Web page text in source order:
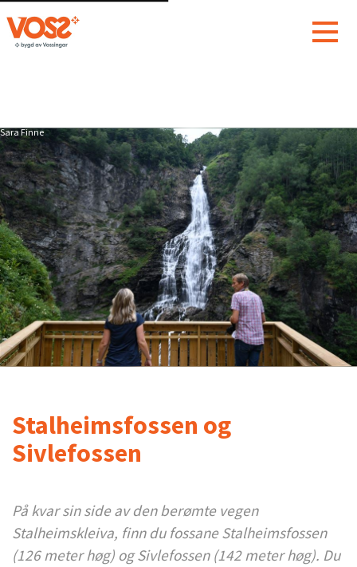
Sara Finne
Stalheimsfossen og
Sivlefossen
På kvar sin side av den berømte vegen
Stalheimskleiva, finn du fossane Stalheimsfossen
(126 meter høg) og Sivlefossen (142 meter høg). Du